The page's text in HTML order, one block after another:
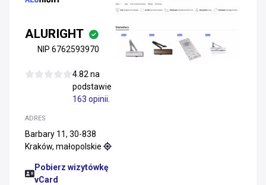
ALURIGHT
NIP 6762593970
4.82 na
podstawie
163 opinii
ADRES
Barbary 11, 30-838
Kraków, małopolskie
Pobierz wizytówkę
vCard